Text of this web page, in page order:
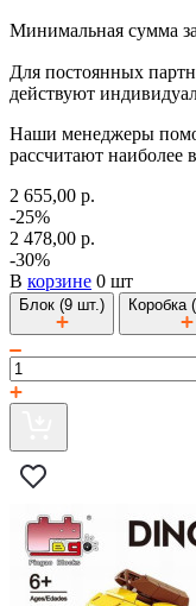
Минимальная сумма
Для постоянных
действуют
Наши менеджеры
рассчитают наиболее
2 655,00 р.
-25%
2 478,00 р.
-30%
В корзине 0 шт
Блок (9 шт.) Коробка